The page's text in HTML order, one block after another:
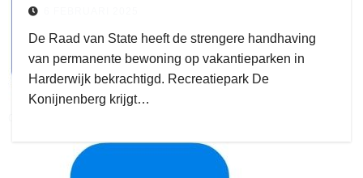
delangekortland
De Raad van State heeft de strengere handhaving
van permanente bewoning op vakantieparken in
Harderwijk bekrachtigd. Recreatiepark De
Konijnenberg krijgt…